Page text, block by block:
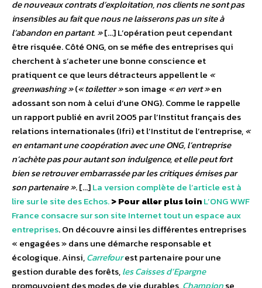
de nouveaux contrats d’exploitation, nos clients ne sont pas
insensibles au fait que nous ne laisserons pas un site à
l’abandon en partant. »[…] L’opération peut cependant
être risquée. Côté ONG, on se méfie des entreprises qui
cherchent à s’acheter une bonne conscience et
pratiquent ce que leurs détracteurs appellent le «
greenwashing »(« toiletter »son image « en vert »en
adossant son nom à celui d’une ONG). Comme le rappelle
un rapport publié en avril 2005 par l’Institut français des
relations internationales (Ifri) et l’Institut de l’entreprise,«
en entamant une coopération avec une ONG, l’entreprise
n’achète pas pour autant son indulgence, et elle peut fort
bien se retrouver embarrassée par les critiques émises par
son partenaire ». […]La version complète de l’article est à
lire sur le site des Echos.> Pour aller plus loinL’ONG WWF
France consacre sur son site Internet tout un espace aux
entreprises. On découvre ainsi les différentes entreprises
« engagées » dans une démarche responsable et
écologique. Ainsi,Carrefourest partenaire pour une
gestion durable des forêts,les Caisses d’Epargne